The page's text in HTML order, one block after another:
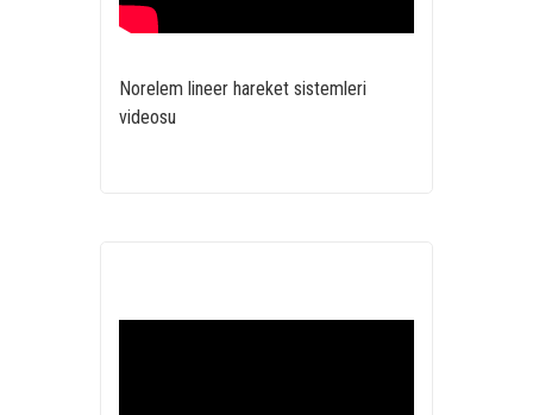
Norelem lineer hareket sistemleri
videosu